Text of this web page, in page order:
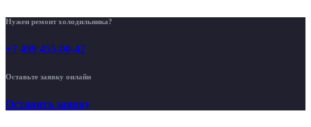
Нужен ремонт холодильника?
+7 499 455-00-42
Оставьте заявку онлайн
Оставить заявку